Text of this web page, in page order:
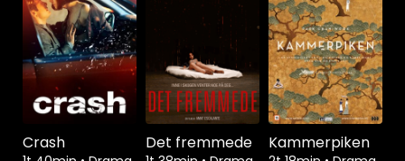
Crash Det fremmede Kammerpiken